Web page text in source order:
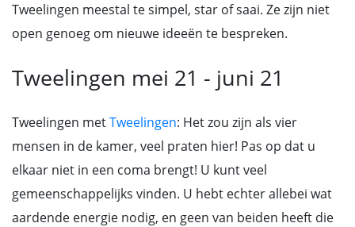
Tweelingen meestal te simpel, star of saai. Ze zijn niet
open genoeg om nieuwe ideeën te bespreken.
Tweelingen mei 21 - juni 21
Tweelingen metTweelingen: Het zou zijn als vier
mensen in de kamer, veel praten hier! Pas op dat u
elkaar niet in een coma brengt! U kunt veel
gemeenschappelijks vinden. U hebt echter allebei wat
aardende energie nodig, en geen van beiden heeft die